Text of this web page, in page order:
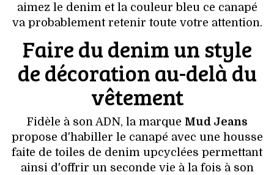
aimez le denim et la couleur bleu ce canapé
va probablement retenir toute votre attention.
Faire du denim un style
de décoration au-delà du
vêtement
Fidèle à son ADN, la marque Mud Jeans
propose d'habiller le canapé avec une housse
faite de toiles de denim upcyclées permettant
ainsi d'offrir un seconde vie à la fois à son